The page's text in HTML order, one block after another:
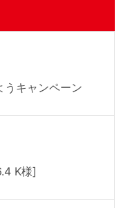
うキャンペーン
K様]